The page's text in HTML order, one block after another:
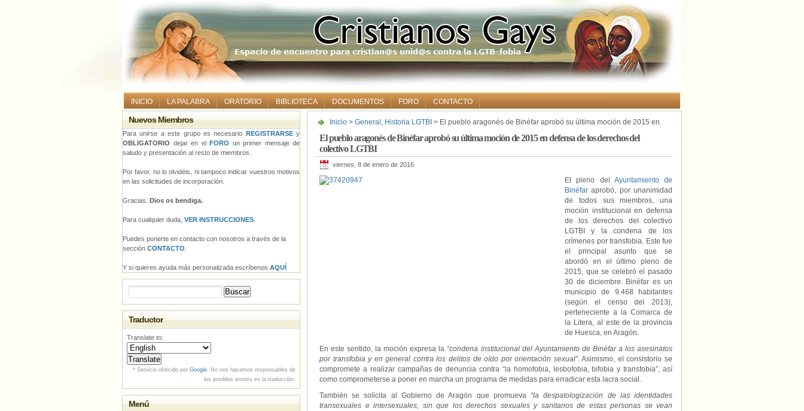
INICIO LA PALABRA ORATORIO BIBLIOTECA DOCUMENTOS FORO CONTACTO
Inicio > General , Historia LGTBI > El pueblo aragonés de Binéfar aprobó su última moción de 2015 en
El pueblo aragonés de Binéfar aprobó su última moción de 2015 en defensa de los derechos del
colectivo LGTBI
viernes, 8 de enero de 2016
El pleno del Ayuntamiento de
Binéfar aprobó, por unanimidad
de todos sus miembros, una
moción institucional en defensa
de los derechos del colectivo
LGTBI y la condena de los
crímenes por transfobia. Este fue
el principal asunto que se
abordó en el último pleno de
2015, que se celebró el pasado
30 de diciembre. Binéfar es un
municipio de 9.468 habitantes
(según el censo del 2013),
perteneciente a la Comarca de
la Litera, al este de la provincia
de Huesca, en Aragón.
En este sentido, la moción expresa la “condena institucional del Ayuntamiento de Binéfar a los asesinatos
por transfobia y en general contra los delitos de oído por orientación sexual”. Asimismo, el consistorio se
compromete a realizar campañas de denuncia contra “la homofobia, lesbofobia, bifobia y transfobia”, así
como comprometerse a poner en marcha un programa de medidas para erradicar esta lacra social.
También se solicita al Gobierno de Aragón que promueva“la despatologización de las identidades
transexuales e intersexuales, sin que los derechos sexuales y sanitarios de estas personas se vean
Nuevos Miembros
Para unirse a este grupo es necesario REGISTRARSEy
OBLIGATORIO dejar en el FORO un primer mensaje de
saludo y presentación al resto de miembros.
Por favor, no lo olvidéis, ni tampoco indicar vuestros motivos
en las solicitudes de incorporación.
Gracias. Dios os bendiga.
Para cualquier duda, VER INSTRUCCIONES
Puedes ponerte en contacto con nosotros a través de la
sección CONTACTO
Y si quieres ayuda más personalizada escríbenos AQUÍ
Traductor
Translate to:
* Servicio ofrecido por Google. No nos hacemos responsables de
los posibles errores en la traducción.
Menú